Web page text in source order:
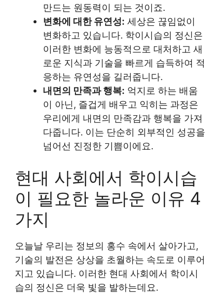
만드는 원동력이 되는 것이죠.
변화에 대한 유연성: 세상은 끊임없이
변화하고 있습니다. 학이시습의 정신은
이러한 변화에 능동적으로 대처하고 새
로운 지식과 기술을 빠르게 습득하여 적
응하는 유연성을 길러줍니다.
내면의 만족과 행복: 억지로 하는 배움
이 아닌, 즐겁게 배우고 익히는 과정은
우리에게 내면의 만족감과 행복을 가져
다줍니다. 이는 단순히 외부적인 성공을
넘어선 진정한 기쁨이에요.
현대 사회에서 학이시습
이 필요한 놀라운 이유 4
가지
오늘날 우리는 정보의 홍수 속에서 살아가고,
기술의 발전은 상상을 초월하는 속도로 이루어
지고 있습니다. 이러한 현대 사회에서 학이시
습의 정신은 더욱 빛을 발하는데요.